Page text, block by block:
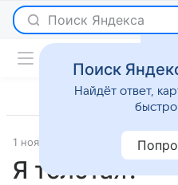
Поиск Яндекса
1 ноября 2013
Я толстая?
Поиск
Найдёт ответ,